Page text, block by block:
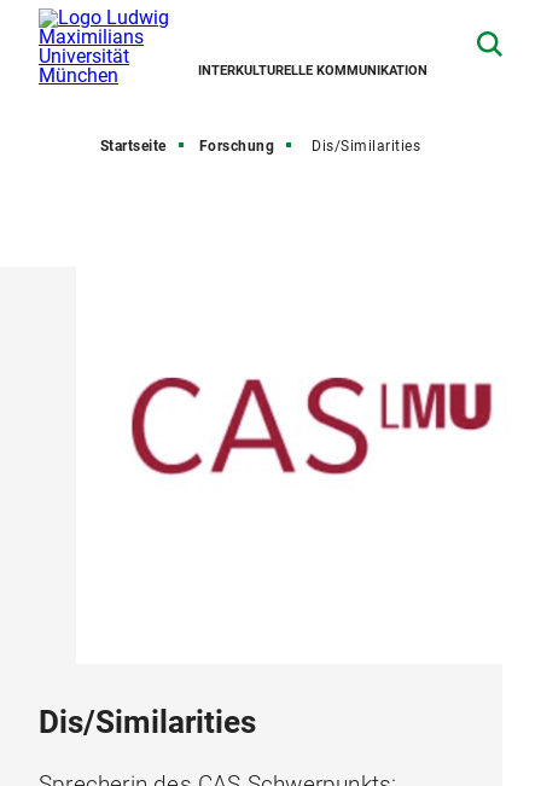
INTERKULTURELLE KOMMUNIKATION
Startseite Forschung Dis/Similarities
Dis/Similarities